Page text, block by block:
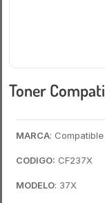
Toner
MARCA: Compatible
CODIGO: CF237X
MODELO: 37X